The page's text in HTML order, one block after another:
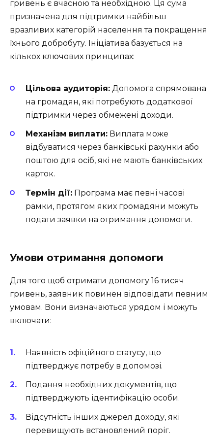
гривень є вчасною та необхідною. Ця сума
призначена для підтримки найбільш
вразливих категорій населення та покращення
їхнього добробуту. Ініціатива базується на
кількох ключових принципах:
Цільова аудиторія: Допомога спрямована
на громадян, які потребують додаткової
підтримки через обмежені доходи.
Механізм виплати: Виплата може
відбуватися через банківські рахунки або
поштою для осіб, які не мають банківських
карток.
Термін дії: Програма має певні часові
рамки, протягом яких громадяни можуть
подати заявки на отримання допомоги.
Умови отримання допомоги
Для того щоб отримати допомогу 16 тисяч
гривень, заявник повинен відповідати певним
умовам. Вони визначаються урядом і можуть
включати:
Наявність офіційного статусу, що
підтверджує потребу в допомозі.
Подання необхідних документів, що
підтверджують ідентифікацію особи.
Відсутність інших джерел доходу, які
перевищують встановлений поріг.